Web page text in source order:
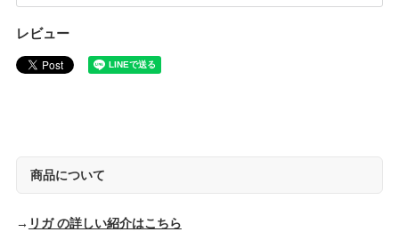
レビュー
商品について
→ リガ の詳しい紹介はこちら